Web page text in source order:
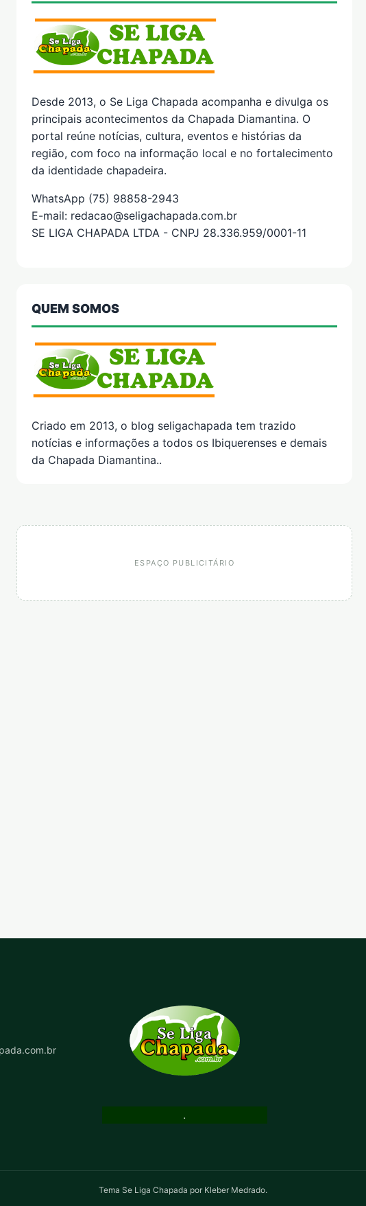
Desde 2013, o Se Liga Chapada acompanha e divulga os
principais acontecimentos da Chapada Diamantina. O
portal reúne notícias, cultura, eventos e histórias da
região, com foco na informação local e no fortalecimento
da identidade chapadeira.
WhatsApp (75) 98858-2943
E-mail: redacao@seligachapada.com.br
SE LIGA CHAPADA LTDA - CNPJ 28.336.959/0001-11
QUEM SOMOS
Criado em 2013, o blog seligachapada tem trazido
notícias e informações a todos os Ibiquerenses e demais
da Chapada Diamantina..
ESPAÇO PUBLICITÁRIO
.
Tema Se Liga Chapada por Kleber Medrado.